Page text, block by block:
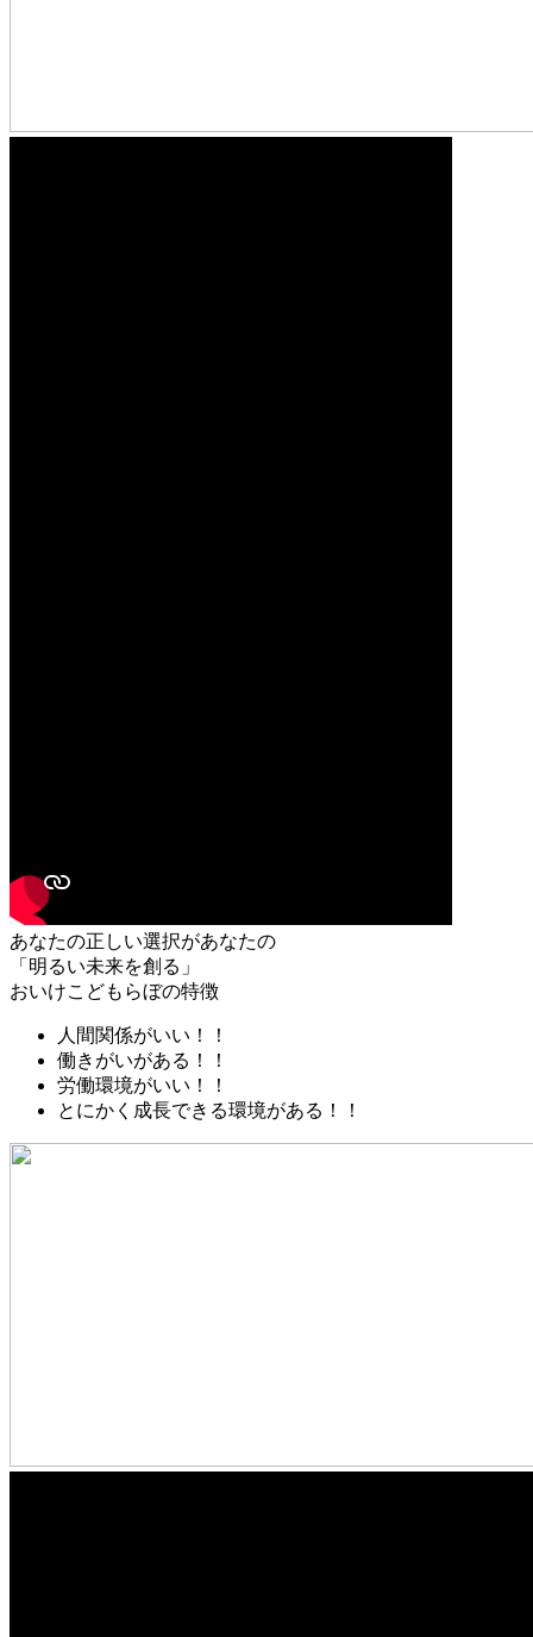
あなたの正しい選択があなたの
「明るい未来を創る」
おいけこどもらぼの特徴
人間関係がいい！！
働きがいがある！！
労働環境がいい！！
とにかく成長できる環境がある！！